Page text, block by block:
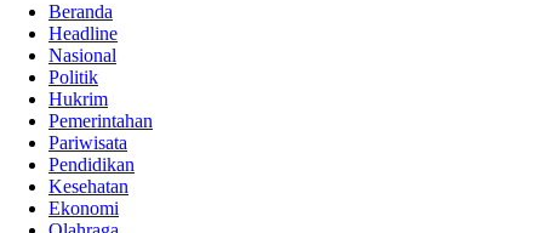
Beranda
Headline
Nasional
Politik
Hukrim
Pemerintahan
Pariwisata
Pendidikan
Kesehatan
Ekonomi